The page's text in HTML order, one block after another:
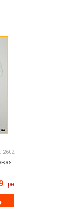
2602
грн